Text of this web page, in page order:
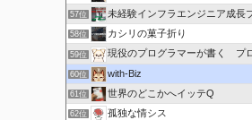
57位 未経験インフラエンジニア成長
58位 カシリの菓子折り
59位 現役のプログラマーが書く プ
60位 with-Biz
61位 世界のどこかへイッテQ
62位 孤独な情シス